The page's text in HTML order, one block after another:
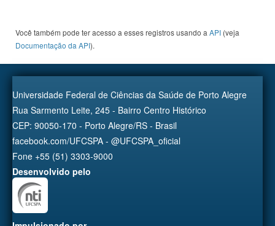
Você também pode ter acesso a esses registros usando a API (veja
Documentação da API).
Universidade Federal de Ciências da Saúde de Porto Alegre
Rua Sarmento Leite, 245 - Bairro Centro Histórico
CEP: 90050-170 - Porto Alegre/RS - Brasil
facebook.com/UFCSPA - @UFCSPA_oficial
Fone +55 (51) 3303-9000
Desenvolvido pelo